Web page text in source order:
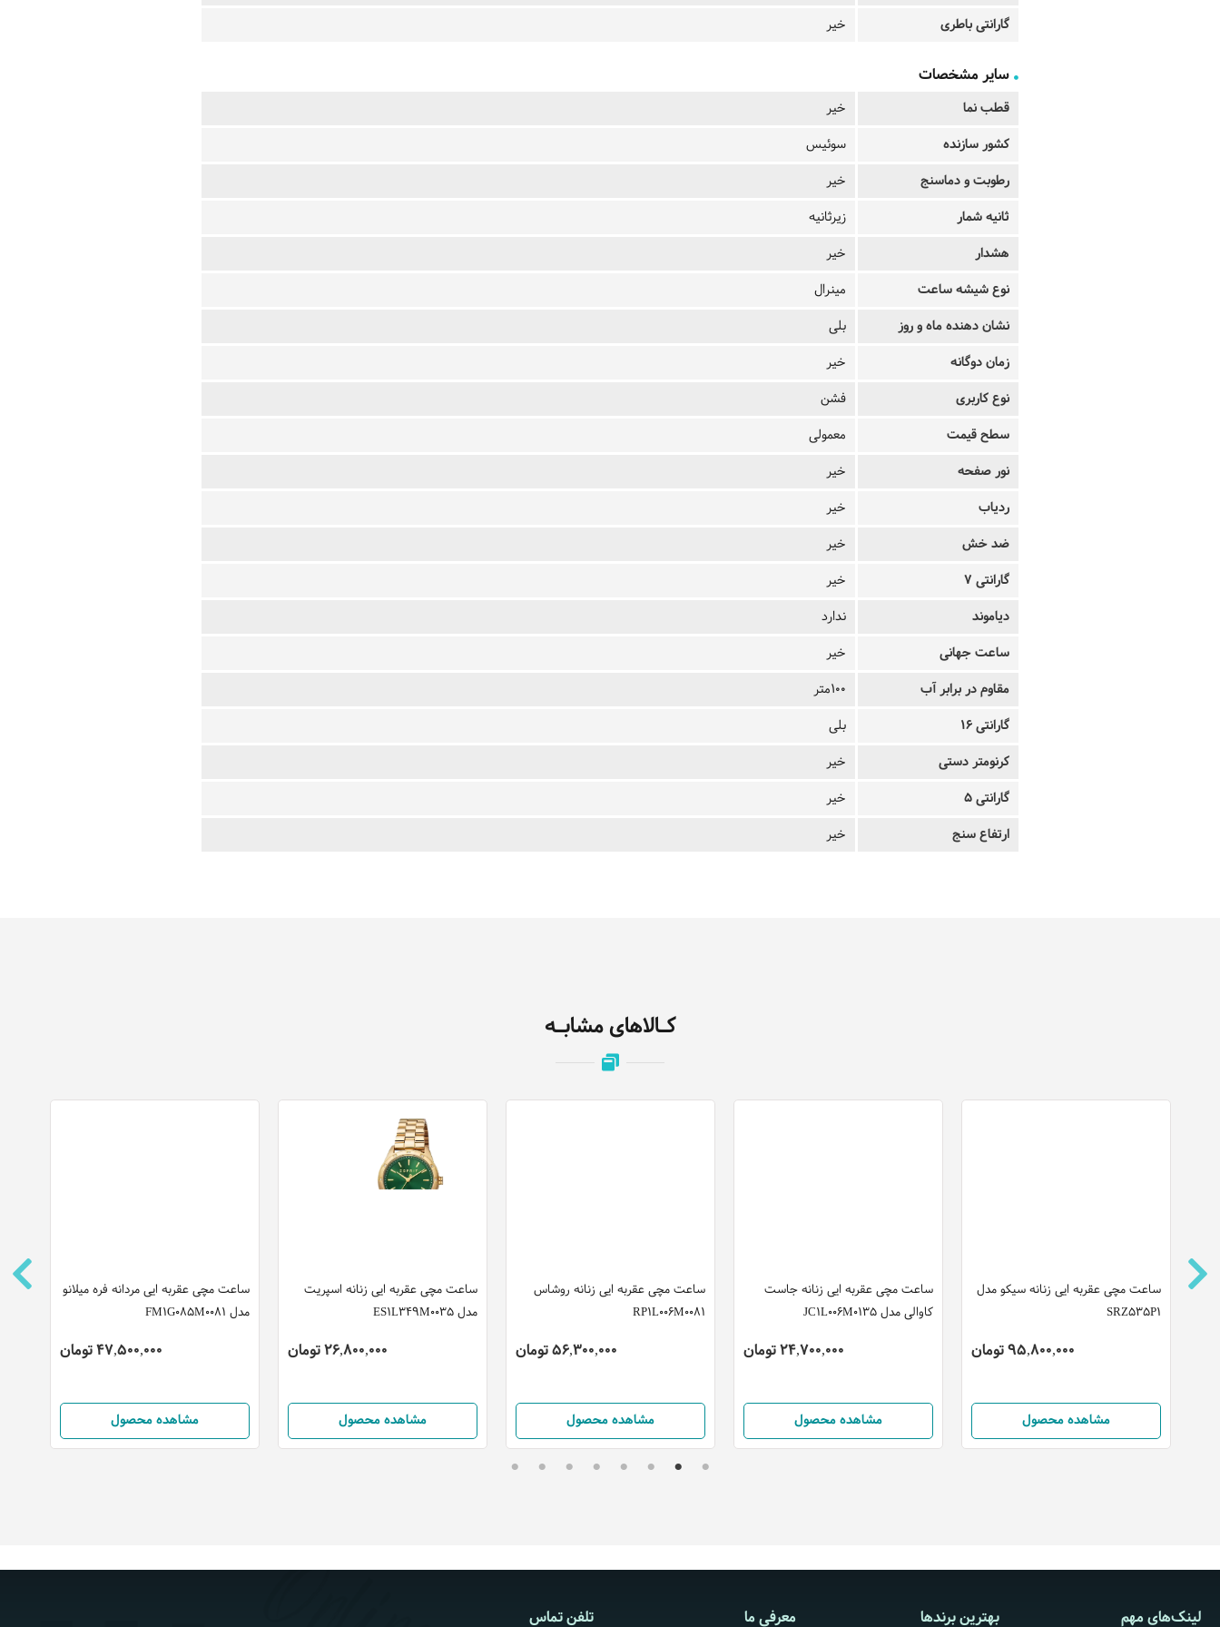
گارانتی باطری
خیر
سایر مشخصات
قطب نما
خیر
کشور سازنده
سوئیس
رطوبت و دماسنج
خیر
ثانیه شمار
زیرثانیه
هشدار
خیر
نوع شیشه ساعت
مینرال
نشان دهنده ماه و روز
بلی
زمان دوگانه
خیر
نوع کاربری
فشن
سطح قیمت
معمولی
نور صفحه
خیر
ردیاب
خیر
ضد خش
خیر
گارانتی 7
خیر
دیاموند
ندارد
ساعت جهانی
خیر
مقاوم در برابر آب
100متر
گارانتی 16
بلی
کرنومتر دستی
خیر
گارانتی 5
خیر
ارتفاع سنج
خیر
کـالاهای مشابـه
ساعت مچی عقربه ایی مردانه فره میلانو
مدل FM1G085M0081
47,500,000 تومان
مشاهده محصول
ساعت مچی عقربه ایی زنانه اسپریت
مدل ES1L349M0035
26,800,000 تومان
مشاهده محصول
ساعت مچی عقربه ایی زنانه روشاس
RP1L006M0081
56,300,000 تومان
مشاهده محصول
ساعت مچی عقربه ایی زنانه جاست
کاوالی مدل JC1L006M0135
24,700,000 تومان
مشاهده محصول
ساعت مچی عقربه ایی زنانه سیکو مدل
SRZ535P1
95,800,000 تومان
مشاهده محصول
لینک‌های مهم بهترین برندها معرفی ما تلفن تماس